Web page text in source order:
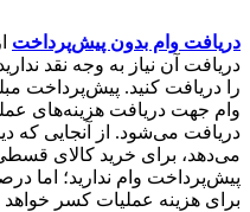
دریافت وام بدون پیش‌پرداخت
دریافت آن نیاز به وجه نقد
را دریافت کنید. پیش‌پرداخت
وام جهت دریافت هزینه‌های
دریافت می‌شود. از آنجایی که
می‌دهد، برای خرید کالای
پیش‌پرداخت وام ندارید؛ اما
برای هزینه عملیات کسر